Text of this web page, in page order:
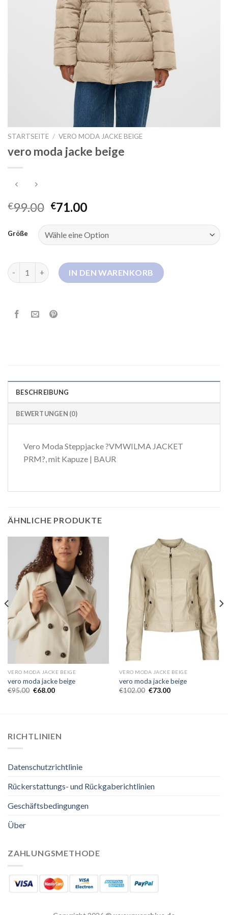
STARTSEITE / VERO MODA JACKE BEIGE
vero moda jacke beige
€99.00 €71.00
Größe
vero moda jacke beige MengeIN DEN WARENKORB
BESCHREIBUNG
BEWERTUNGEN (0)
Vero Moda Steppjacke ?VMWILMA JACKET
PRM?, mit Kapuze | BAUR
ÄHNLICHE PRODUKTE
VERO MODA JACKE BEIGE
vero moda jacke beige
€95.00 €68.00
VERO MODA JACKE BEIGE
vero moda jacke beige
€102.00 €73.00
RICHTLINIEN
Datenschutzrichtlinie
Rückerstattungs- und Rückgaberichtlinien
Geschäftsbedingungen
Über
ZAHLUNGSMETHODE